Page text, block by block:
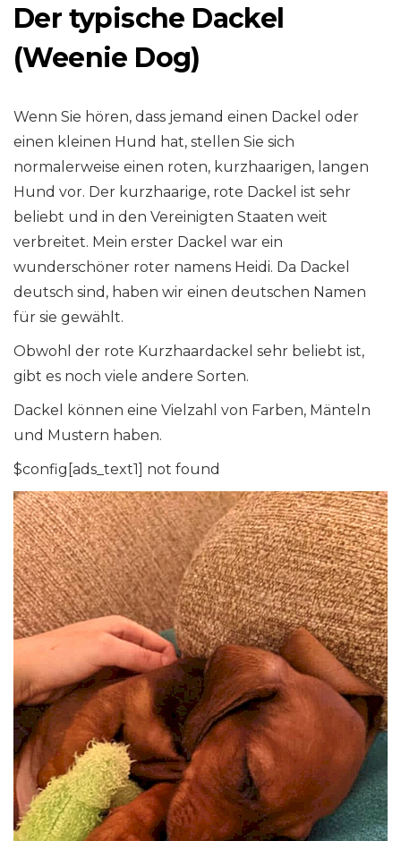
Der typische Dackel
(Weenie Dog)
Wenn Sie hören, dass jemand einen Dackel oder
einen kleinen Hund hat, stellen Sie sich
normalerweise einen roten, kurzhaarigen, langen
Hund vor. Der kurzhaarige, rote Dackel ist sehr
beliebt und in den Vereinigten Staaten weit
verbreitet. Mein erster Dackel war ein
wunderschöner roter namens Heidi. Da Dackel
deutsch sind, haben wir einen deutschen Namen
für sie gewählt.
Obwohl der rote Kurzhaardackel sehr beliebt ist,
gibt es noch viele andere Sorten.
Dackel können eine Vielzahl von Farben, Mänteln
und Mustern haben.
$config[ads_text1] not found